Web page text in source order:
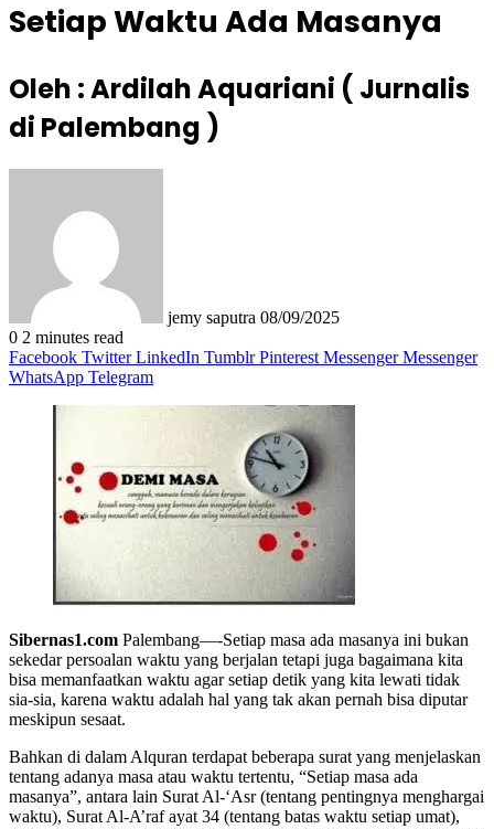
Setiap Waktu Ada Masanya
Oleh : Ardilah Aquariani ( Jurnalis
di Palembang )
jemy saputra 08/09/2025
0 2 minutes read
Facebook Twitter LinkedIn Tumblr Pinterest Messenger Messenger
WhatsApp Telegram
Sibernas1.com Palembang—-Setiap masa ada masanya ini bukan
sekedar persoalan waktu yang berjalan tetapi juga bagaimana kita
bisa memanfaatkan waktu agar setiap detik yang kita lewati tidak
sia-sia, karena waktu adalah hal yang tak akan pernah bisa diputar
meskipun sesaat.
Bahkan di dalam Alquran terdapat beberapa surat yang menjelaskan
tentang adanya masa atau waktu tertentu, “Setiap masa ada
masanya”, antara lain Surat Al-‘Asr (tentang pentingnya menghargai
waktu), Surat Al-A’raf ayat 34 (tentang batas waktu setiap umat),